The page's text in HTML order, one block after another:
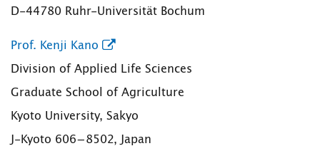
D-44780 Ruhr-Universität Bochum
Prof. Kenji Kano
Division of Applied Life Sciences
Graduate School of Agriculture
Kyoto University, Sakyo
J-Kyoto 606−8502, Japan